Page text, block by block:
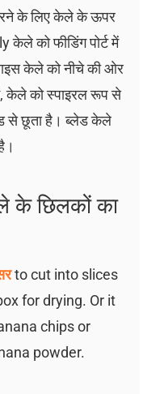
के लिए केले के ऊपर
को फीडिंग पोर्ट में
केले को नीचे की ओर
केले को स्पाइरल रूप से
से छूता है। ब्लेड केले
छिलकों का
to cut into slices
for drying. Or it
chips or
powder.